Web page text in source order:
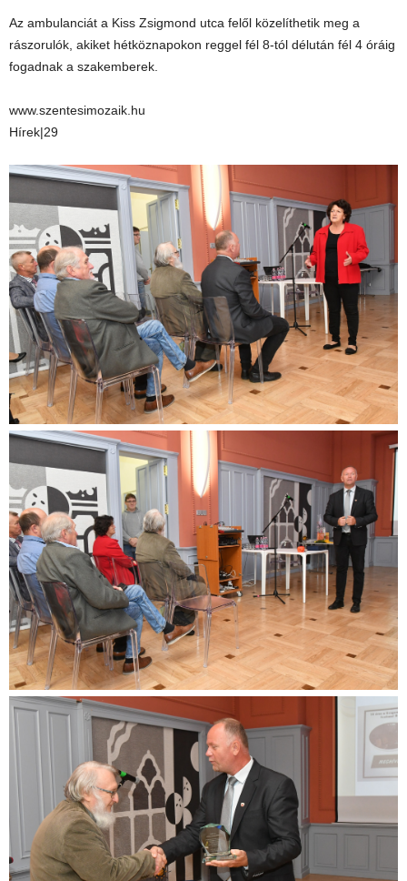
Az ambulanciát a Kiss Zsigmond utca felől közelíthetik meg a
rászorulók, akiket hétköznapokon reggel fél 8-tól délután fél 4 óráig
fogadnak a szakemberek.
www.szentesimozaik.hu
Hírek|29